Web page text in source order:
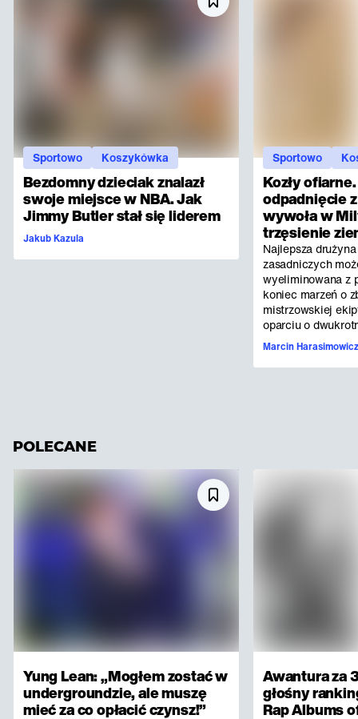
Bezdomny dzieciak znalazł
swoje miejsce w NBA. Jak
Jimmy Butler stał się liderem
Jakub Kazula
Sportowo Koszykówka
Kozły
odpadnięcie
wywoła w
trzęsienie
Najlepsza
zasadniczych
wyeliminowana z
koniec marzeń o
mistrzowskiej
oparciu o
Marcin Harasimowicz
Sportowo
POLECANE
Yung Lean: „Mogłem zostać w
undergroundzie, ale muszę
mieć za co opłacić czynsz!”
Awantura za
głośny
Rap Albums